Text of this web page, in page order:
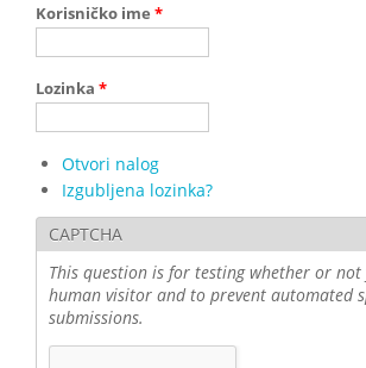
Korisničko ime *
Lozinka *
Otvori nalog
Izgubljena lozinka?
CAPTCHA
This question is for testing whether or not
human visitor and to prevent automated
submissions.